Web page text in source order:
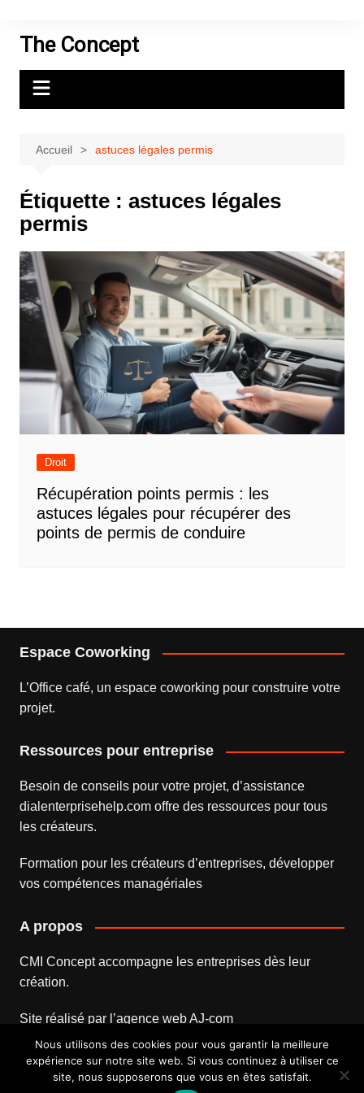
contenuThe Concept
Accueil astuces légales permis
Étiquette : astuces légales
permis
Droit
Récupération points permis : les
astuces légales pour récupérer des
points de permis de conduire
Espace Coworking
L’Office café, un espace coworking pour construire votre
projet.
Ressources pour entreprise
Besoin de conseils pour votre projet, d’assistance
dialenterprisehelp.comoffre des ressources pour tous
les créateurs.
Formation pour les créateurs d’entreprises, développer
vos compétences managériales
A propos
CMI Concept accompagne les entreprises dès leur
création.
Site réalisé par l’agence webAJ-com
Nous utilisons des cookies pour vous garantir la meilleure
expérience sur notre site web. Si vous continuez à utiliser ce
site, nous supposerons que vous en êtes satisfait.